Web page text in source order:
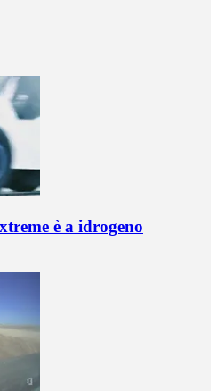
è a idrogeno